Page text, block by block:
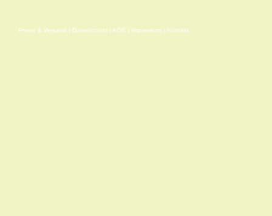
Preise & Versand | Datenschutz | AGB | Impressum | Kontakt